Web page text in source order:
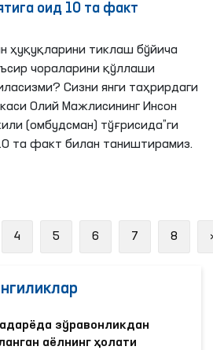
оид 10 та факт
ҳуқуқларини тиклаш бўйича
чораларини қўллаши
Сизни янги таҳрирдаги
Олий Мажлисининг Инсон
(омбудсман) тўғрисида”ги
та факт билан таништирамиз.
4 5 6 7 8
зўравонликдан
аёлнинг ҳолати